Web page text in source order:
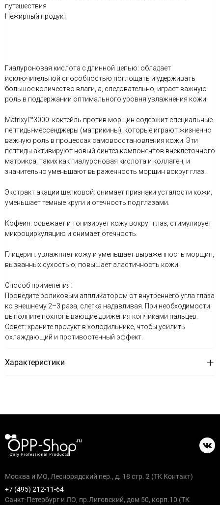
путешествия
Нежирный продукт
Гиалуроновая кислота с длинной цепью: обладает
исключительной способностью поглощать и удерживать
большое количество влаги, а, следовательно, играет важную
роль в поддержании оптимального уровня увлажнения кожи.
Matrixyl™3000: коктейль против морщин содержит специальные
пептиды-мессенджеры (матрикины), которые играют жизненно
важную роль в процессах самовосстановления кожи. Эти
пептиды активируют новый синтез компонентов внеклеточного
матрикса, таких как гиалуроновая кислота и коллаген, и
значительно уменьшают выраженность морщин вокруг глаз.
Экстракт акации шелковой: снимает признаки усталости кожи;
уменьшает темные круги и отечность под глазами.
Кофеин: освежает и тонизирует кожу вокруг глаз, стимулирует
микроциркуляцию и снимает отечность.
Глицерин: увлажняет кожу и уменьшает выраженность морщин,
вызванных сухостью; повышает эластичность кожи.
Способ применения:
Проведите роликовым аппликатором от внутреннего угла глаза
ко внешнему 2–3 раза, слегка надавливая. При необходимости
выполните похлопывающие движения кончиками пальцев.
Совет: храните продукт в холодильнике, чтобы усилить
охлаждающий и противоотечный эффект.
Характеристики
Москва и МО, Леснорядский пер., д. 18 стр. 2 (ТК Контакт)
+7 (495) 212-11-64
Санкт-Петербург и ЛО, пр.Лиговский, дом 50, корп.10 (ТК